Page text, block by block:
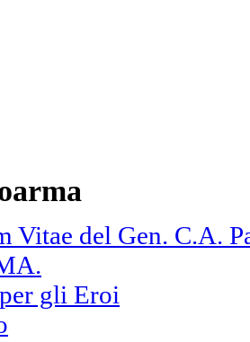
Vitae del Gen. C.A.
gli Eroi